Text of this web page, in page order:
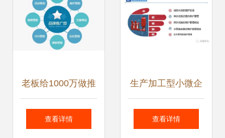
老板给1000万做推
广，北京中小企业
查看详情
生产加工型小微企
业安全管理人员业
查看详情